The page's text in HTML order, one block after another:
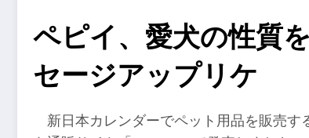
ペピイ、愛犬の性質
セージアップリケ
新日本カレンダーでペット用品を販売す